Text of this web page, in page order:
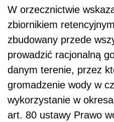
W orzecznictwie
zbiornikiem
zbudowany przede
prowadzić racjonalną
danym terenie, przez
gromadzenie wody w
wykorzystanie w
art. 80 ustawy Prawo